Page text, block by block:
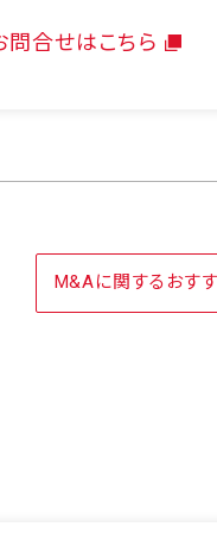
問合せはこちら
M&Aに関するおす